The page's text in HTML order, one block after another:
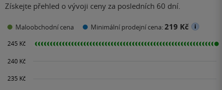
Získejte přehled o vývoji ceny za posledních 60 dní.
Maloobchodní cena Minimální prodejní cena:219 Kč